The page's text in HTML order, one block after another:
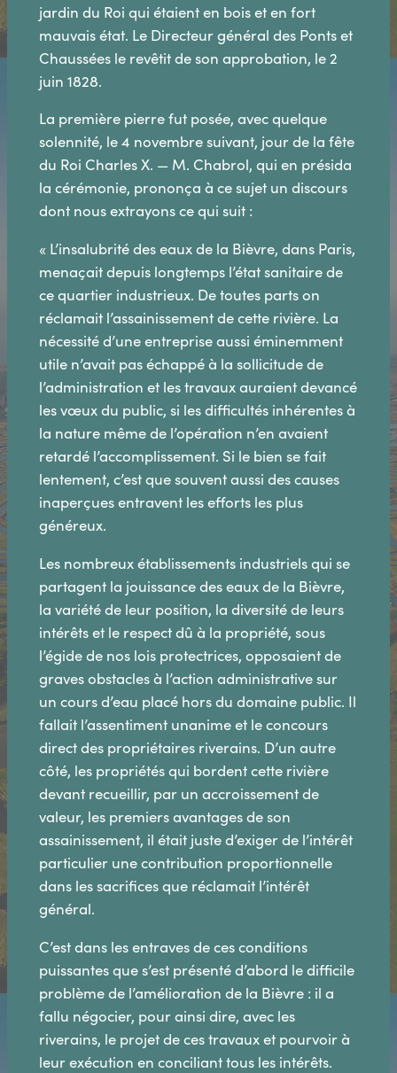
jardin du Roi qui étaient en bois et en fort
mauvais état. Le Directeur général des Ponts et
Chaussées le revêtit de son approbation, le 2
juin 1828.
La première pierre fut posée, avec quelque
solennité, le 4 novembre suivant, jour de la fête
du Roi Charles X. — M. Chabrol, qui en présida
la cérémonie, prononça à ce sujet un discours
dont nous extrayons ce qui suit :
« L’insalubrité des eaux de la Bièvre, dans Paris,
menaçait depuis longtemps l’état sanitaire de
ce quartier industrieux. De toutes parts on
réclamait l’assainissement de cette rivière. La
nécessité d’une entreprise aussi éminemment
utile n’avait pas échappé à la sollicitude de
l’administration et les travaux auraient devancé
les vœux du public, si les difficultés inhérentes à
la nature même de l’opération n’en avaient
retardé l’accomplissement. Si le bien se fait
lentement, c’est que souvent aussi des causes
inaperçues entravent les efforts les plus
généreux.
Les nombreux établissements industriels qui se
partagent la jouissance des eaux de la Bièvre,
la variété de leur position, la diversité de leurs
intérêts et le respect dû à la propriété, sous
l’égide de nos lois protectrices, opposaient de
graves obstacles à l’action administrative sur
un cours d’eau placé hors du domaine public. Il
fallait l’assentiment unanime et le concours
direct des propriétaires riverains. D’un autre
côté, les propriétés qui bordent cette rivière
devant recueillir, par un accroissement de
valeur, les premiers avantages de son
assainissement, il était juste d’exiger de l’intérêt
particulier une contribution proportionnelle
dans les sacrifices que réclamait l’intérêt
général.
C’est dans les entraves de ces conditions
puissantes que s’est présenté d’abord le difficile
problème de l’amélioration de la Bièvre : il a
fallu négocier, pour ainsi dire, avec les
riverains, le projet de ces travaux et pourvoir à
leur exécution en conciliant tous les intérêts.